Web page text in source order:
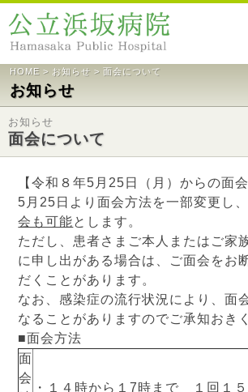
HOME > お知らせ > 面会について
お知らせ
お知らせ
面会について
【令和８年5月25日（月）からの面
5月25日より面会方法を一部変更し
会も可能とします。
ただし、患者さまご本人またはご家
に申し出がある場合は、ご面会をお
だくことがあります。
なお、感染症の流行状況により、面
なることがありますのでご承知おき
■面会方法
面
会
・１４時から１7時まで １回１